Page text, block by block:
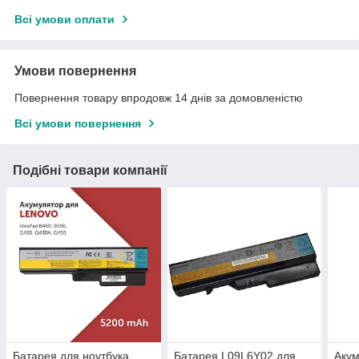
Всі умови оплати
Умови повернення
Повернення товару впродовж 14 днів за домовленістю
Всі умови повернення
Подібні товари компанії
Батарея для ноутбука
Батарея L09L6Y02 для